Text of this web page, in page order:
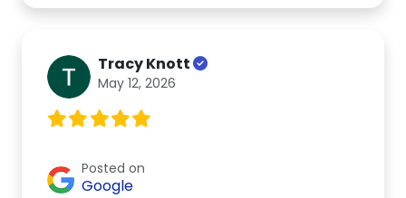
Tracy Knott
May 12, 2026
Posted on
Google